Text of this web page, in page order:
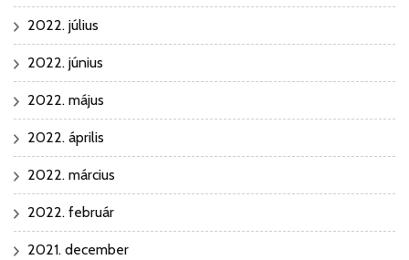
2022. július
2022. június
2022. május
2022. április
2022. március
2022. február
2021. december